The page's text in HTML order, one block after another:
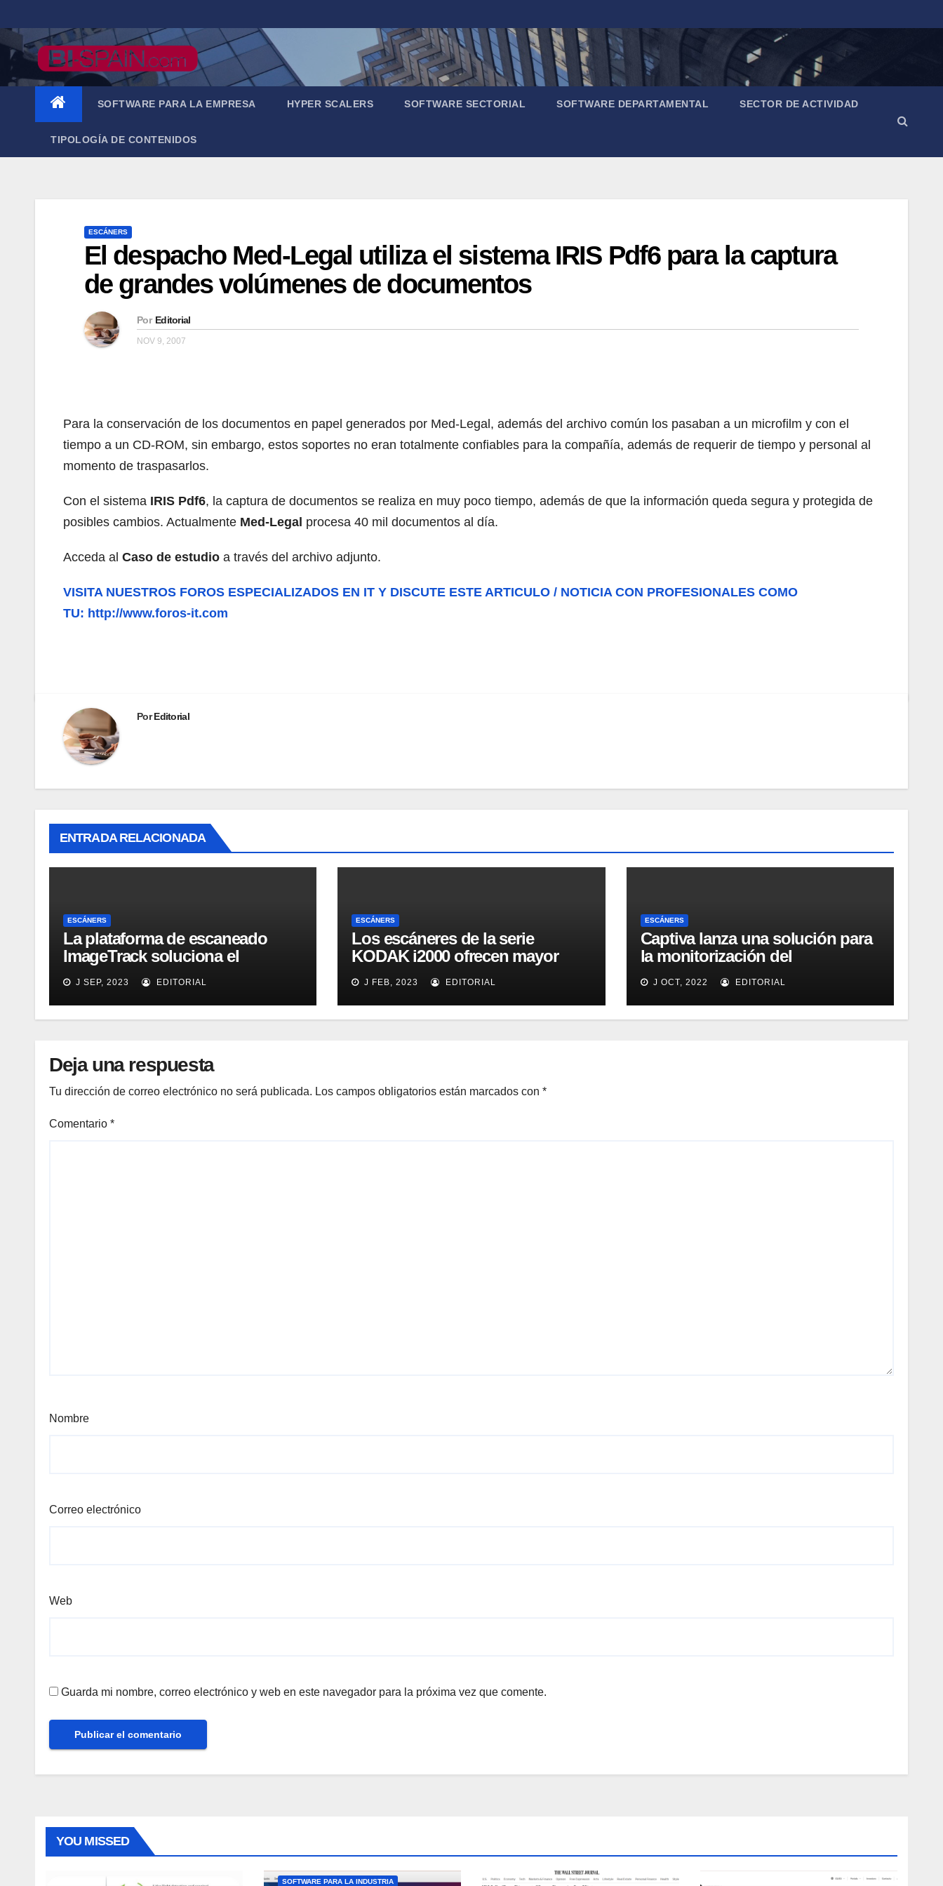
al
contenido
SOFTWARE PARA LA EMPRESA HYPER SCALERS SOFTWARE SECTORIAL SOFTWARE DEPARTAMENTAL SECTOR DE ACTIVIDAD
TIPOLOGÍA DE CONTENIDOS
ESCÁNERS
El despacho Med-Legal utiliza el sistema IRIS Pdf6 para la captura
de grandes volúmenes de documentos
Por Editorial
NOV 9, 2007
Para la conservación de los documentos en papel generados por Med-Legal, además del archivo común los pasaban a un microfilm y con el
tiempo a un CD-ROM, sin embargo, estos soportes no eran totalmente confiables para la compañía, además de requerir de tiempo y personal al
momento de traspasarlos.
Con el sistema IRIS Pdf6, la captura de documentos se realiza en muy poco tiempo, además de que la información queda segura y protegida de
posibles cambios. Actualmente Med-Legal procesa 40 mil documentos al día.
Acceda al Caso de estudio a través del archivo adjunto.
VISITA NUESTROS FOROS ESPECIALIZADOS EN IT Y DISCUTE ESTE ARTICULO / NOTICIA CON PROFESIONALES COMO
TU: http://www.foros-it.com
PorEditorial
ENTRADA RELACIONADA
ESCÁNERS
La plataforma de escaneado
ImageTrack soluciona el
problema de costes y cuello de
botella de los laboratorios
LabOne
J SEP, 2023 EDITORIAL
ESCÁNERS
Los escáneres de la serie
KODAK i2000 ofrecen mayor
eficacia, productividad y
colaboración en la oficina
J FEB, 2023 EDITORIAL
ESCÁNERS
Captiva lanza una solución para
la monitorización del
rendimiento de sistemas de
captura y ECM
J OCT, 2022 EDITORIAL
Deja una respuesta
Tu dirección de correo electrónico no será publicada. Los campos obligatorios están marcados con *
Comentario *
Nombre
Correo electrónico
Web
Guarda mi nombre, correo electrónico y web en este navegador para la próxima vez que comente.
YOU MISSED
SOFTWARE PARA LA INDUSTRIA